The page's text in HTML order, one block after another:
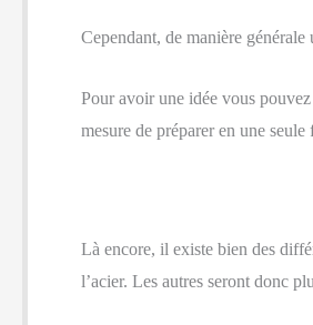
Cependant, de manière
Pour avoir une idée vous
mesure de préparer en une seule
Là encore, il existe bien des
l’acier. Les autres seront donc